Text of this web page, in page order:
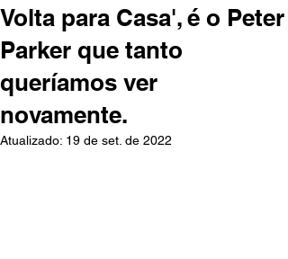
Volta para Casa', é o Peter
Parker que tanto
queríamos ver
novamente.
Atualizado: 19 de set. de 2022